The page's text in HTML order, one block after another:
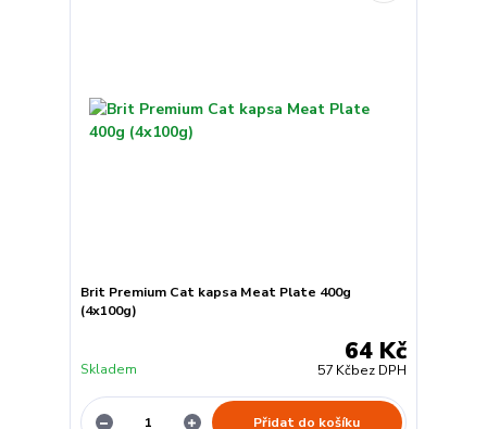
Brit Premium Cat kapsa Meat Plate 400g
(4x100g)
64 Kč
57 Kčbez DPH
Skladem
Přidat do košíku